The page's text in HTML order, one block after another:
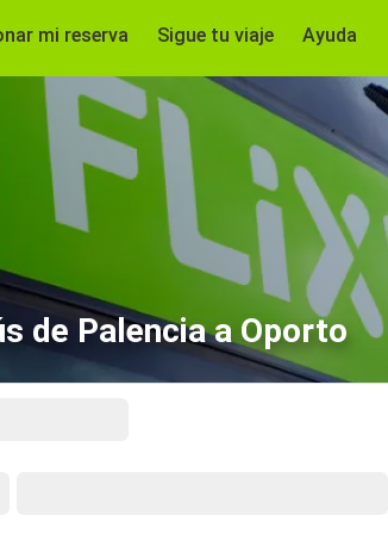
mi reserva Sigue tu viaje Ayuda
de Palencia a Oporto